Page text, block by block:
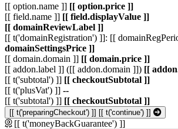
[[ option.name ]] [[ option.price ]]
[[ field.name ]] [[ field.displayValue ]]
[[ domainReviewLabel ]]
[[ t('domainRegistration') ]]: [[
domainSettingsPrice ]]
[[ domain.domain ]] [[ domain.price ]]
[[ addon.label ]] ([[ addon.domain ]]) [[
[[ t('subtotal') ]] [[ checkoutSubtotal ]]
[[ t('plusVat') ]] --
[[ t('subtotal') ]] [[ checkoutSubtotal ]]
[[ t('preparingCheckout') ]] [[ t('continue') ]]
[[ t('moneyBackGuarantee') ]]